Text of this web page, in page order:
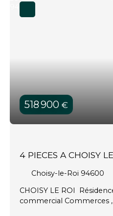
Surface min (m²)
518 900 €
4 PIECES A CHOISY
Choisy-le-Roi 94600
CHOISY LE ROI
commercial Commerces